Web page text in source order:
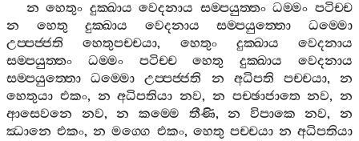
න හෙතුං දුක‍්ඛාය වෙදනාය සම‍්පයුත‍්තං ධම‍්මං පටිච‍්ච
න
හෙතු දුක‍්ඛාය වෙදනාය සම‍්පයුත‍්තො
ධම‍්මො
උප‍්පජ‍්ජති
හෙතුපච‍්චයා, හෙතුං දුක‍්ඛාය
වෙදනාය
සම‍්පයුත‍්තං
ධම‍්මං පටිච‍්ච හෙතු දුක‍්ඛාය
වෙදනාය
සම‍්පයුත‍්තො
ධම‍්මො උප‍්පජ‍්ජති න අධිපති පච‍්චයා,න
හෙතුයා එකං, න අධිපතියා නව, න පච‍්ඡාජාතෙ නව, න
ආසෙවනෙ
නව,න කම‍්මෙ තීණි,න විපාකෙ නව, න
ඣානෙ එකං,න මග‍්ගෙ එකං, හෙතු පච‍්චයා න අධිපතියා